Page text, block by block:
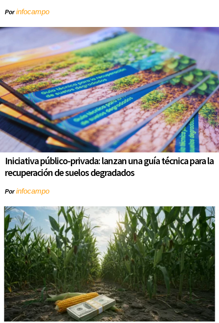
Porinfocampo
Iniciativa público-privada: lanzan una guía técnica para la
recuperación de suelos degradados
Porinfocampo